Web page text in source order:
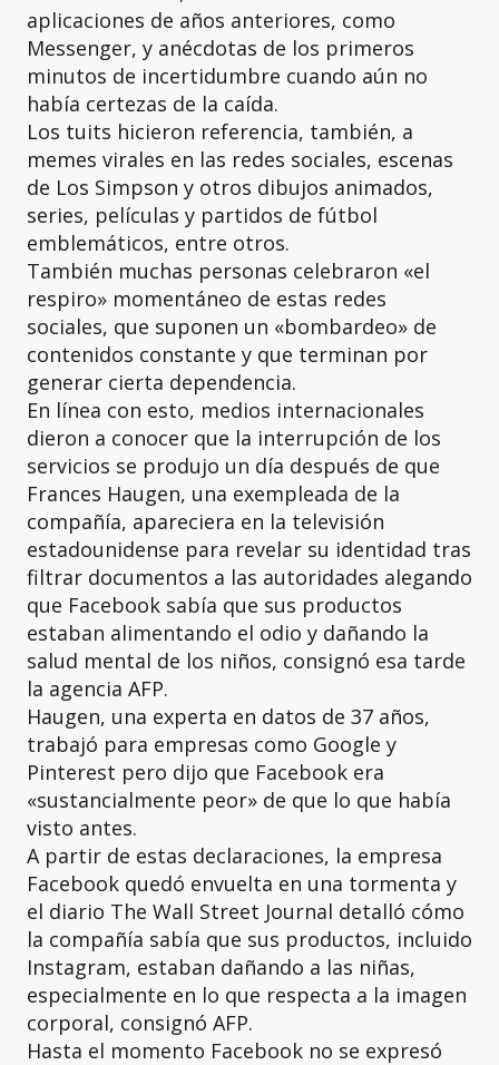
aplicaciones de años anteriores, como
Messenger, y anécdotas de los primeros
minutos de incertidumbre cuando aún no
había certezas de la caída.
Los tuits hicieron referencia, también, a
memes virales en las redes sociales, escenas
de Los Simpson y otros dibujos animados,
series, películas y partidos de fútbol
emblemáticos, entre otros.
También muchas personas celebraron «el
respiro» momentáneo de estas redes
sociales, que suponen un «bombardeo» de
contenidos constante y que terminan por
generar cierta dependencia.
En línea con esto, medios internacionales
dieron a conocer que la interrupción de los
servicios se produjo un día después de que
Frances Haugen, una exempleada de la
compañía, apareciera en la televisión
estadounidense para revelar su identidad tras
filtrar documentos a las autoridades alegando
que Facebook sabía que sus productos
estaban alimentando el odio y dañando la
salud mental de los niños, consignó esa tarde
la agencia AFP.
Haugen, una experta en datos de 37 años,
trabajó para empresas como Google y
Pinterest pero dijo que Facebook era
«sustancialmente peor» de que lo que había
visto antes.
A partir de estas declaraciones, la empresa
Facebook quedó envuelta en una tormenta y
el diario The Wall Street Journal detalló cómo
la compañía sabía que sus productos, incluido
Instagram, estaban dañando a las niñas,
especialmente en lo que respecta a la imagen
corporal, consignó AFP.
Hasta el momento Facebook no se expresó